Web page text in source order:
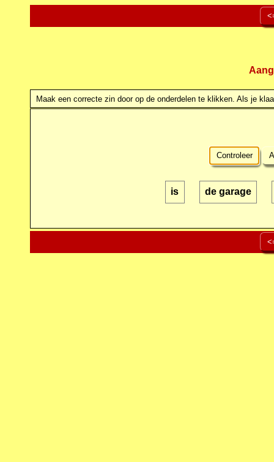
Maak een correcte zin door op de onderdelen te klikken. Als je
Controleer
is de garage